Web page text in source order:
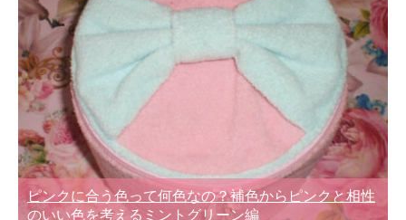
ピンクに合う色って何色なの？補色からピンクと相性
のいい色を考えるミントグリーン編